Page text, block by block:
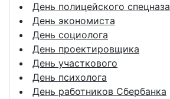
День полицейского спецназа
День экономиста
День социолога
День проектировщика
День участкового
День психолога
День работников Сбербанка